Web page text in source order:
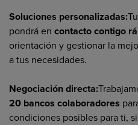
Soluciones personalizadas:Tu
pondrá en contacto contigo
orientación y gestionar la
a tus necesidades.
Negociación directa:
20 bancos colaboradores
condiciones posibles para ti,